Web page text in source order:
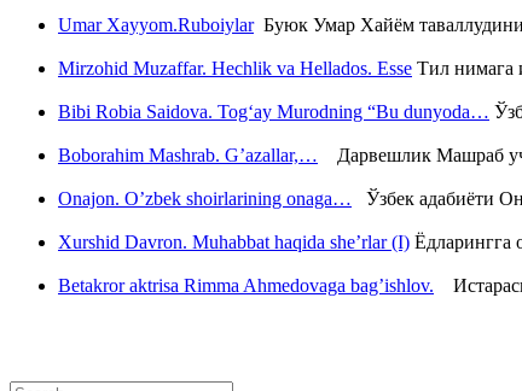
Umar Xayyom.RuboiylarБуюк Умар Хайём
Mirzohid Muzaffar. Hechlik va Hellados. Esse Тил нимага
Bibi Robia Saidova. Tog‘ay Murodning “Bu dunyoda…
Boborahim Mashrab. G’azallar,… Дарвешлик Машраб
Onajon. O’zbek shoirlarining onaga… Ўзбек адабиёти
Xurshid Davron. Muhabbat haqida she’rlar (I) Ёдларингга
Betakror aktrisa Rimma Ahmedovaga bag’ishlov.